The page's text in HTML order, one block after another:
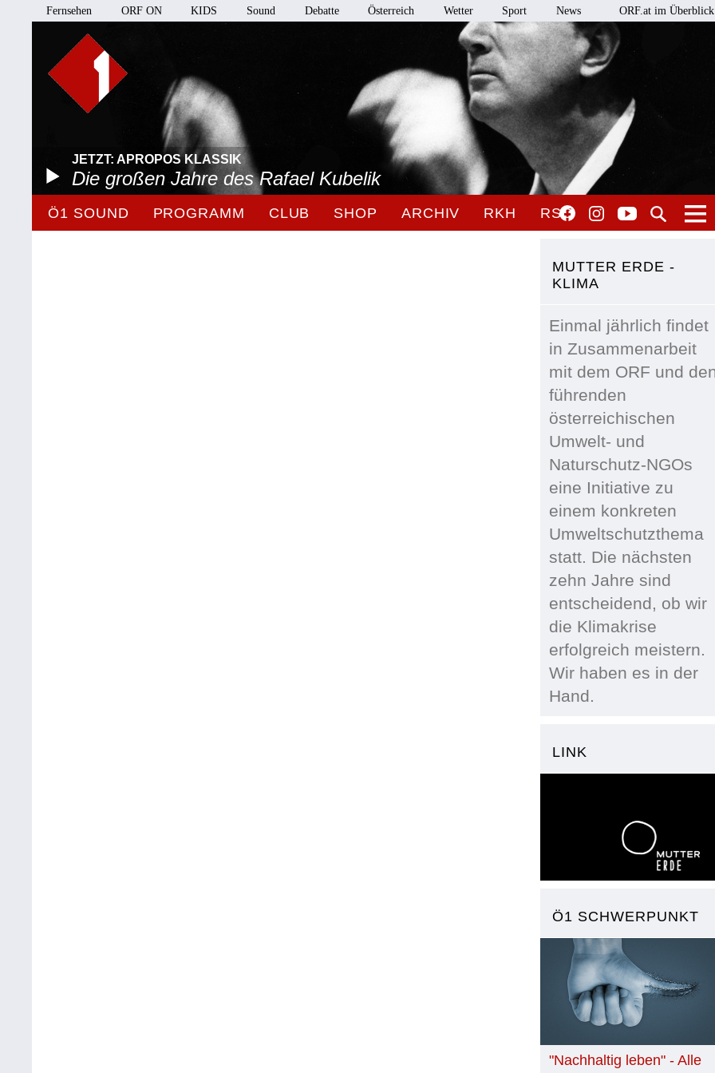
Fernsehen ORF ON KIDS Sound Debatte Österreich Wetter Sport News ORF.at im Überblick
JETZT: APROPOS KLASSIK
Die großen Jahre des Rafael Kubelik
Ö1 SOUND PROGRAMM CLUB SHOP ARCHIV RKH RSO
MUTTER ERDE -
KLIMA
Einmal jährlich findet
in Zusammenarbeit
mit dem ORF und
führenden
österreichischen
Umwelt- und
Naturschutz-NGOs
eine Initiative zu
einem konkreten
Umweltschutzthema
statt. Die nächsten
zehn Jahre sind
entscheidend, ob wir
die Klimakrise
erfolgreich meistern.
Wir haben es in der
Hand.
LINK
Ö1 SCHWERPUNKT
"Nachhaltig leben" - Alle